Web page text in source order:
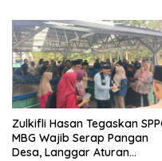
Zulkifli Hasan Tegaskan
MBG Wajib Serap Pangan
Desa, Langgar Aturan